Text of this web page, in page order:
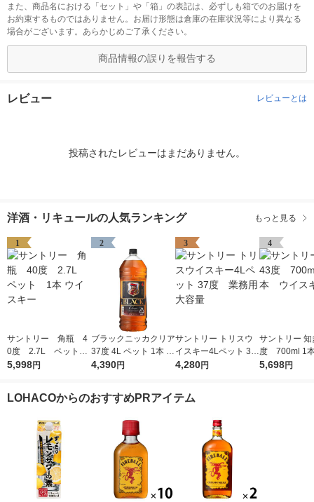
また、商品名における「セット」や「箱」の表記は、必ずしも箱でのお届けを
お約束するものではありません。お届け形態は倉庫の在庫状況等により異なる
場合がございます。あらかじめご了承ください。
商品情報の誤りを報告する
レビュー レビューとは
投稿されたレビューはまだありません。
洋酒・リキュールの人気ランキング もっと見る
1
サントリー 角瓶 4
0度 2.7L ペット
1本 ウイスキー
5,998円
2
ブラックニッカクリア
37度 4L ペット 1本 ニ
ッカ ウイスキー
4,390円
3
サントリー トリスウ
イスキー4Lペット 37
度 業務用 大容量
4,280円
4
サントリー 知
度 700ml 1
スキー
5,698円
LOHACOからのおすすめPRアイテム